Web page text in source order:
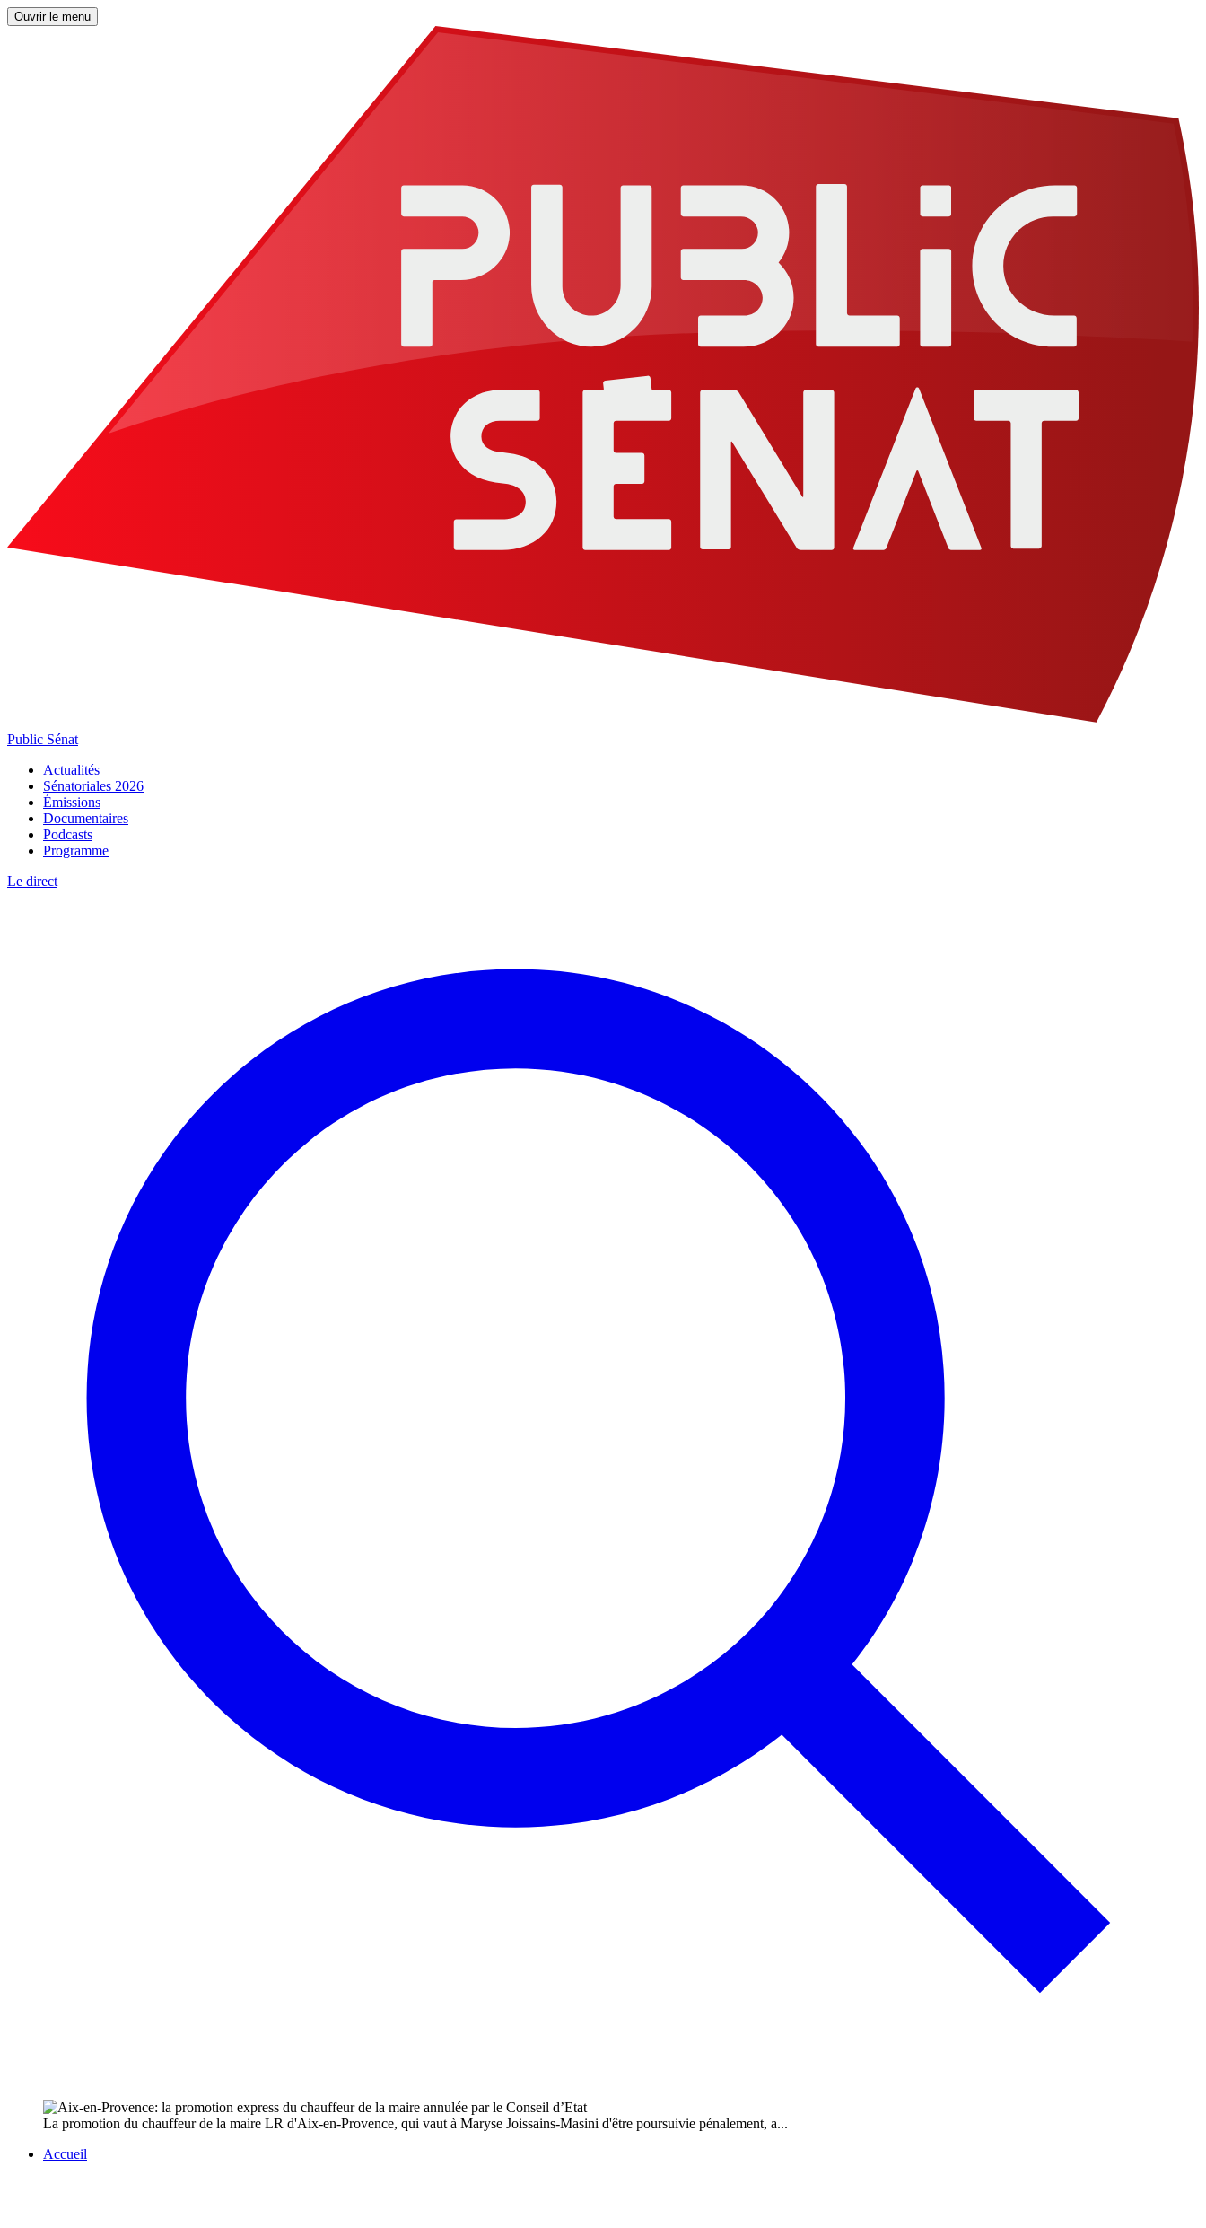
Ouvrir le menu
Public Sénat
Actualités
Sénatoriales 2026
Émissions
Documentaires
Podcasts
Programme
Le direct
La promotion du chauffeur de la maire LR d'Aix-en-Provence, qui vaut à Maryse Joissains-Masini d'être poursuivie pénalement, a...
Accueil